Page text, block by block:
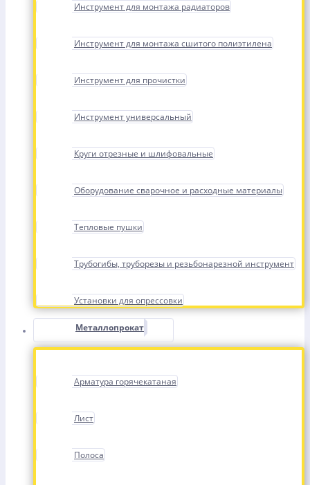
Инструмент для монтажа радиаторов
Инструмент для монтажа сшитого полиэтилена
Инструмент для прочистки
Инструмент универсальный
Круги отрезные и шлифовальные
Оборудование сварочное и расходные материалы
Тепловые пушки
Трубогибы, труборезы и резьбонарезной инструмент
Установки для опрессовки
Металлопрокат
Арматура горячекатаная
Лист
Полоса